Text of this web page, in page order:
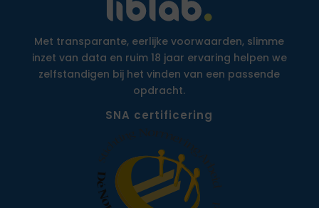
Met transparante, eerlijke voorwaarden, slimme
inzet van data en ruim 18 jaar ervaring helpen we
zelfstandigen bij het vinden van een passende
opdracht.
SNA certificering